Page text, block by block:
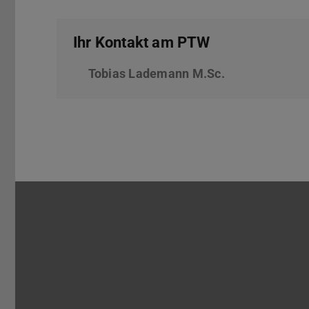
Ihr Kontakt am PTW
Tobias Lademann M.Sc.